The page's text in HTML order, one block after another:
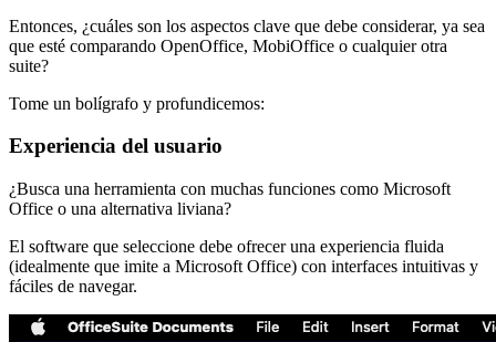
Entonces, ¿cuáles son los aspectos clave que debe considerar, ya sea
que esté comparando OpenOffice, MobiOffice o cualquier otra
suite?
Tome un bolígrafo y profundicemos:
Experiencia del usuario
¿Busca una herramienta con muchas funciones como Microsoft
Office o una alternativa liviana?
El software que seleccione debe ofrecer una experiencia fluida
(idealmente que imite a Microsoft Office) con interfaces intuitivas y
fáciles de navegar.